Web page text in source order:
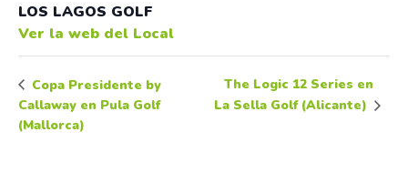
LOS LAGOS GOLF
Ver la web del Local
Copa Presidente by
Callaway en Pula Golf
(Mallorca)
The Logic 12 Series en
La Sella Golf (Alicante)